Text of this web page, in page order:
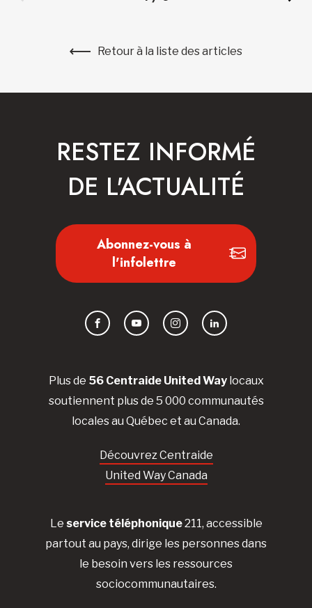
Retour à la liste des articles
Plus de 56 Centraide United Waylocaux
soutiennent plus de 5 000 communautés
locales au Québec et au Canada.
Découvrez Centraide
United Way Canada
Le service téléphonique211, accessible
partout au pays, dirige les personnes dans
le besoin vers les ressources
sociocommunautaires.
RESTEZ INFORMÉ
DE L'ACTUALITÉ
Abonnez-vous à
l'infolettre
FacebookYouTubeInstagramLinkedIn